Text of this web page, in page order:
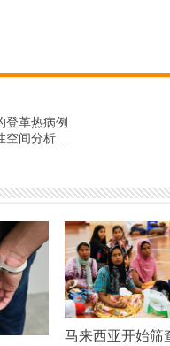
登革热病例
空间分析…
马来西亚开始筛